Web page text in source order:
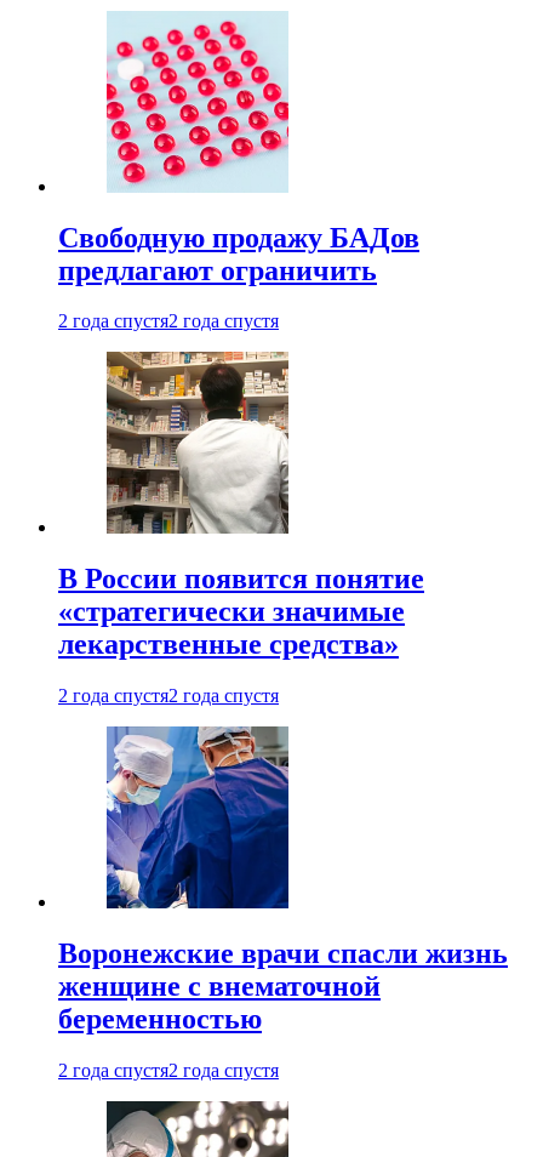
Свободную продажу БАДов
предлагают ограничить
2 года спустя2 года спустя
В России появится понятие
«стратегически значимые
лекарственные средства»
2 года спустя2 года спустя
Воронежские врачи спасли жизнь
женщине с внематочной
беременностью
2 года спустя2 года спустя